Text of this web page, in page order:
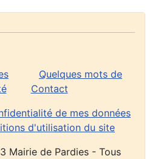
Quelques mots de
Contact
de mes données
d'utilisation du site
Mairie de Pardies - Tous